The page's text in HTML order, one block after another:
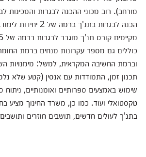
מורחב). רוב מכוני ההכנה לבגרות והמכינות
הכנה לבגרות בתנ'ך ברמה
כוללים גם מספר עקרונות מנחים ברמת
וברמת החשיבה המקראית, למשל: מימנויות
תכנון זמן, התמודדות עם אנסין (קטע שלא
שימוש באמצעים ספרותיים ואומנותיים, ניתוח
טקסטואלי ועוד. כמו כן, משרד החינוך מציע
בתנ'ך לעולים חדשים, תושבים חוזרים